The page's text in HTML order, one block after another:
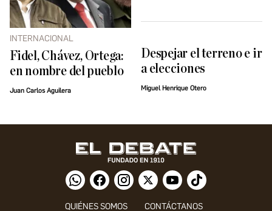
INTERNACIONAL
Fidel, Chávez, Ortega:
en nombre del pueblo
Juan Carlos Aguilera
Despejar el terreno e ir
a elecciones
Miguel Henrique Otero
QUIÉNES SOMOS CONTÁCTANOS